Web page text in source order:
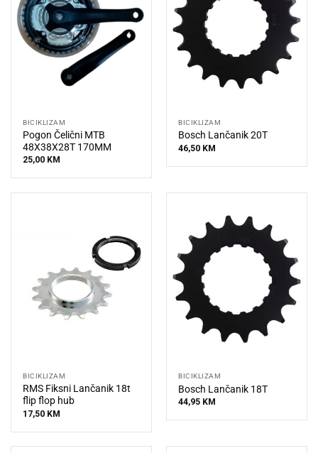
BICIKLIZAM
Pogon Čelični MTB
48X38X28T 170MM
25,00 KM
BICIKLIZAM
Bosch Lančanik 20T
46,50 KM
BICIKLIZAM
RMS Fiksni Lančanik 18t
flip flop hub
17,50 KM
BICIKLIZAM
Bosch Lančanik 18T
44,95 KM